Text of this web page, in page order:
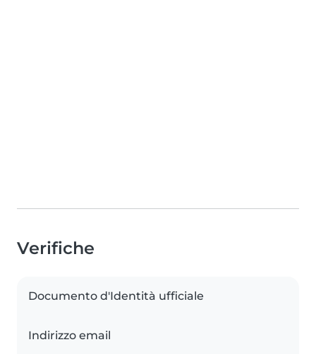
Verifiche
Documento d'Identità ufficiale
Indirizzo email